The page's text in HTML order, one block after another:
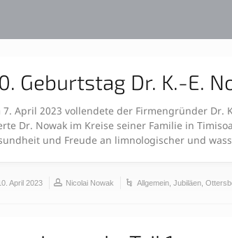
Geburtstag Dr. K.-E.
7. April 2023 vollendete der Firmengründer Dr.
Dr. Nowak im Kreise seiner Familie in
und Freude an limnologischer und
April 2023 Nicolai Nowak Allgemein Jubiläen